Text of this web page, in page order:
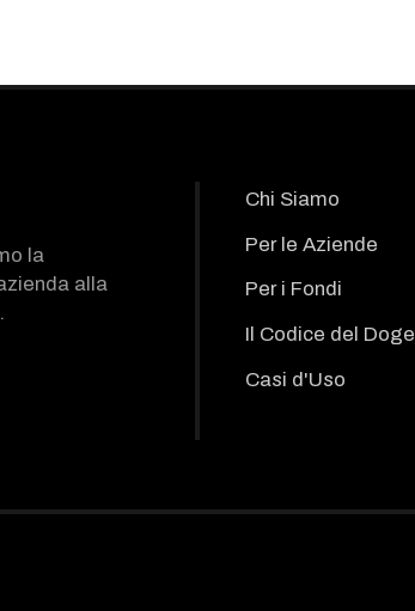
la
alla
Chi Siamo
Per le Aziende
Per i Fondi
Il Codice del Doge
Casi d'Uso